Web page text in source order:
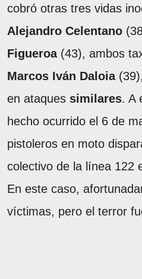
cobró otras tres vidas
Alejandro Celentano
Figueroa(43), ambos
Marcos Iván Daloia
en ataques similares. A
hecho ocurrido el 6 de
pistoleros en moto
colectivo de la línea 122
En este caso,
víctimas, pero el terror